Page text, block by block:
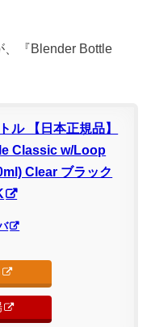
、『Blender Bottle
ル 【日本正規品】
Classic w/Loop
Clear ブラック